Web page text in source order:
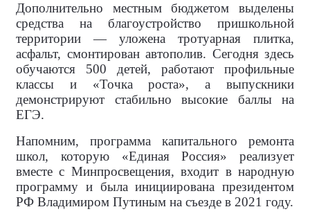
Дополнительно местным бюджетом выделены
средства на благоустройство пришкольной
территории — уложена тротуарная плитка,
асфальт, смонтирован автополив. Сегодня здесь
обучаются 500 детей, работают профильные
классы и «Точка роста», а выпускники
демонстрируют стабильно высокие баллы на
ЕГЭ.
Напомним, программа капитального ремонта
школ, которую «Единая Россия» реализует
вместе с Минпросвещения, входит в народную
программу и была инициирована президентом
РФ Владимиром Путиным на съезде в 2021 году.